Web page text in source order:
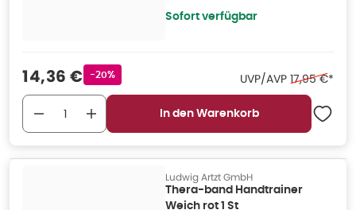
Sofort verfügbar
Verkaufspreis
14,36 € Rabattstempel
-20% UVP/AVP Ehemaliger
17,95 €*
In den Warenkorb
Ludwig Artzt GmbH
Thera-band Handtrainer
Weich rot 1 St